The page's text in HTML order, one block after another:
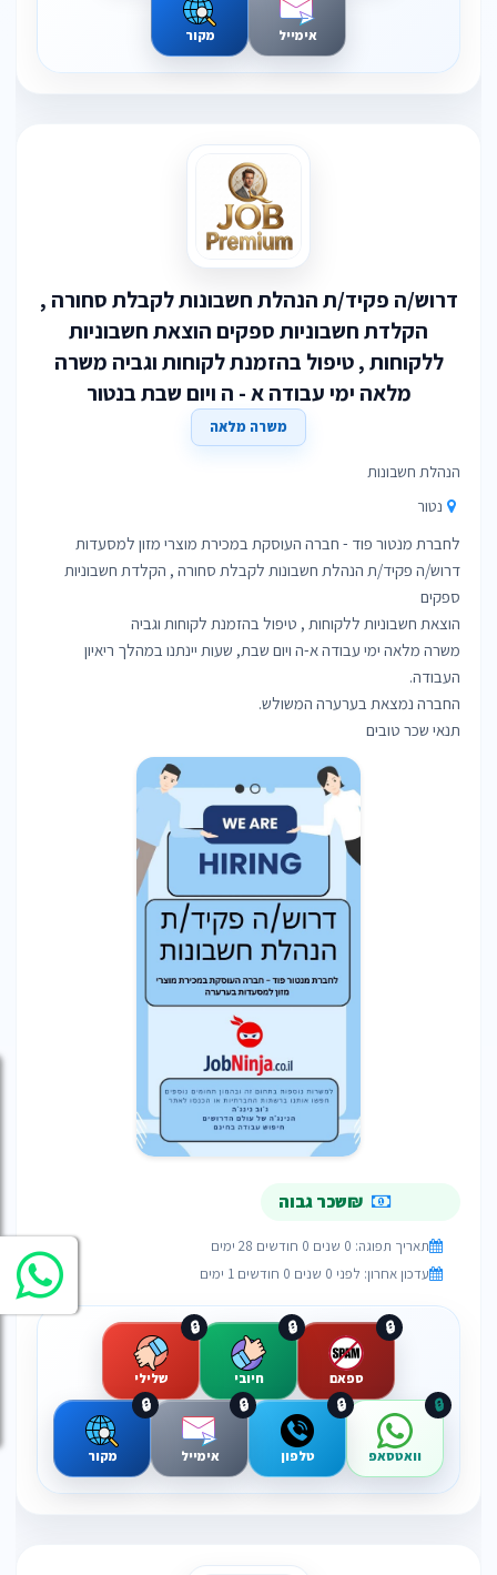
אימייל מקור
דרוש/ה פקיד/ת הנהלת חשבונות לקבלת סחורה ,
הקלדת חשבוניות ספקים הוצאת חשבוניות
ללקוחות , טיפול בהזמנת לקוחות וגביה משרה
מלאה ימי עבודה א - ה ויום שבת בנטור
משרה מלאה
הנהלת חשבונות
נטור
דרוש/ה פקיד/ת הנהלת חשבונות לקבלת סחורה , הקלדת חשבוניות
משרה מלאה ימי עבודה א-ה ויום שבת, שעות יינתנו במהלך ריאיון
תנאי שכר טובים
₪שכר גבוה
תאריך תפוגה: 0 שנים 0 חודשים 28 ימים
עדכון אחרון: לפני 0 שנים 0 חודשים 1 ימים
ספאם
🔒
חיובי
🔒
שלילי
🔒
וואטסאפ
🔒
טלפון
🔒
אימייל
🔒
מקור
🔒